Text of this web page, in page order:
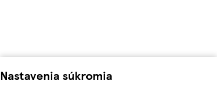
Nastavenia súkromia